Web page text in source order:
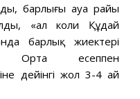
барлығы ауа райы
«ал коли Құдай
барлық жиектері
Орта есеппен
дейінгі жол 3-4 ай